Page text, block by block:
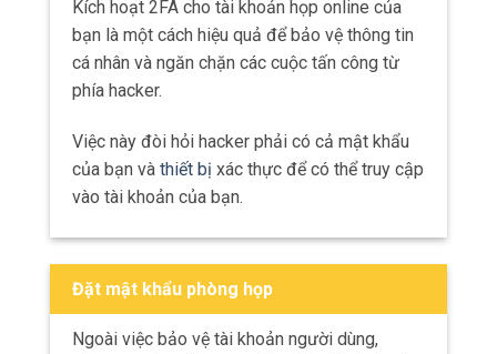
Kích hoạt 2FA cho tài khoản họp online của
bạn là một cách hiệu quả để bảo vệ thông tin
cá nhân và ngăn chặn các cuộc tấn công từ
phía hacker.
Việc này đòi hỏi hacker phải có cả mật khẩu
của bạn và thiết bị xác thực để có thể truy cập
vào tài khoản của bạn.
Đặt mật khẩu phòng họp
Ngoài việc bảo vệ tài khoản người dùng,